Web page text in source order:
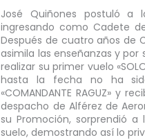
José Quiñones postuló a
ingresando como Cadete
Después de cuatro años de
asimila las enseñanzas y
realizar su primer vuelo
hasta la fecha no ha
«COMANDANTE RAGUZ» y
despacho de Alférez de
su Promoción, sorprendió
suelo, demostrando así lo